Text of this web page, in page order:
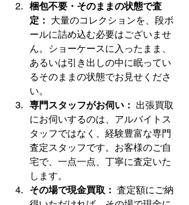
梱包不要・そのままの状態で査
定： 大量のコレクションを、段ボ
ールに詰め込む必要はございませ
ん。ショーケースに入ったまま、
あるいは引き出しの中に眠ってい
るそのままの状態でお見せくださ
い。
専門スタッフがお伺い： 出張買取
にお伺いするのは、アルバイトス
タッフではなく、経験豊富な専門
査定スタッフです。お客様のご自
宅で、一点一点、丁寧に査定いた
します。
その場で現金買取： 査定額にご納